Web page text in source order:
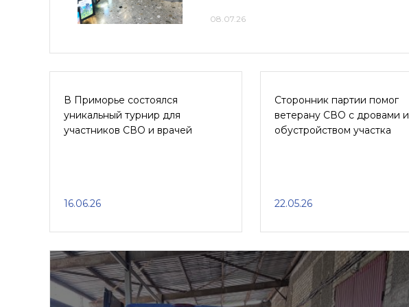
08.07.26
В Приморье состоялся
уникальный турнир для
участников СВО и врачей
16.06.26
Сторонник партии помог
ветерану СВО с дровами и
обустройством участка
22.05.26